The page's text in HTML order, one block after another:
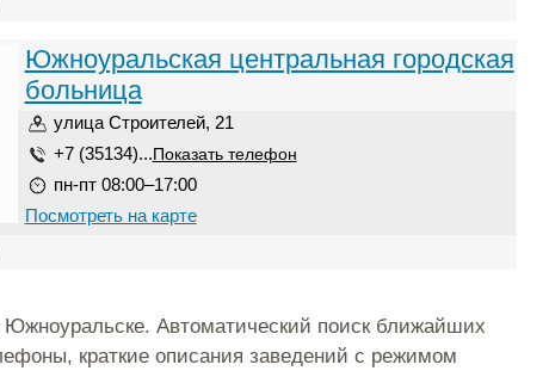
Южноуральская центральная городская
больница
улица Строителей, 21
+7 (35134)... Показать телефон
пн-пт 08:00–17:00
Посмотреть на карте
Южноуральске. Автоматический поиск ближайших
краткие описания заведений с режимом